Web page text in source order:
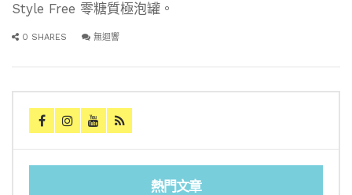
Style Free 零糖質極泡罐。
0 SHARES 無迴響
熱門文章